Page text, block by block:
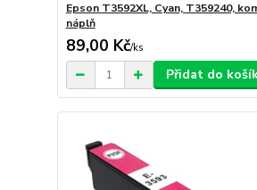
Epson T3592XL, Cyan, T359240,
náplň
89,00 Kč/ks
Přidat do